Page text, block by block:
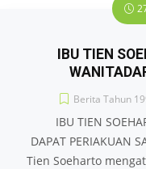
IBU TIEN
Berita Tahun
IBU TIEN
DAPAT PERIAKUAN
Tien Soeharto